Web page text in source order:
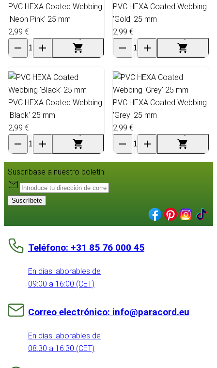
PVC HEXA Coated Webbing
'Neon Pink' 25 mm
2,99 €
PVC HEXA Coated Webbing
'Gold' 25 mm
2,99 €
PVC HEXA Coated Webbing
'Black' 25 mm
2,99 €
PVC HEXA Coated Webbing
'Grey' 25 mm
2,99 €
Suscríbase a nuestro boletín:
Suscríbete
Teléfono: +31 85 76 000 45
En días laborables de
09:00 a 16:00 (CET)
Correo electrónico: info@paracord.eu
En días laborables de
08:30 a 16:30 (CET)